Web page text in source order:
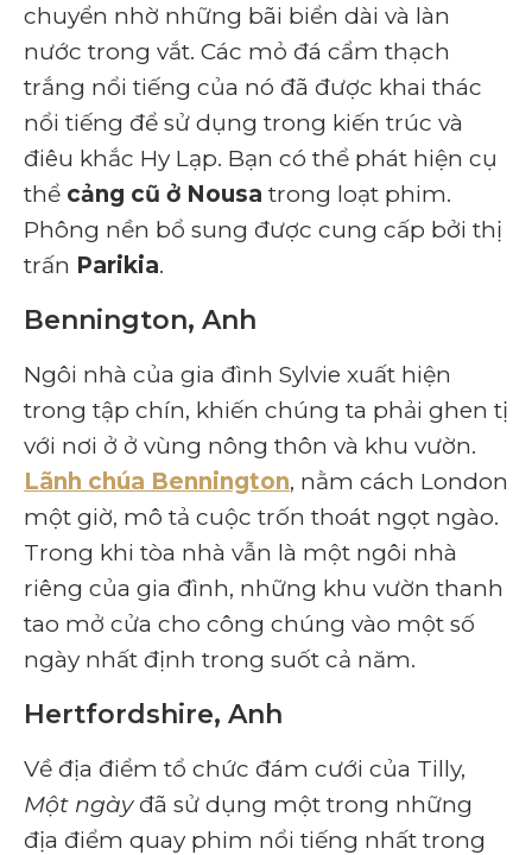
chuyển nhờ những bãi biển dài và làn
nước trong vắt. Các mỏ đá cẩm thạch
trắng nổi tiếng của nó đã được khai thác
nổi tiếng để sử dụng trong kiến ​​trúc và
điêu khắc Hy Lạp. Bạn có thể phát hiện cụ
thể cảng cũ ở Nousa trong loạt phim.
Phông nền bổ sung được cung cấp bởi thị
trấn Parikia.
Bennington, Anh
Ngôi nhà của gia đình Sylvie xuất hiện
trong tập chín, khiến chúng ta phải ghen tị
với nơi ở ở vùng nông thôn và khu vườn.
Lãnh chúa Bennington, nằm cách London
một giờ, mô tả cuộc trốn thoát ngọt ngào.
Trong khi tòa nhà vẫn là một ngôi nhà
riêng của gia đình, những khu vườn thanh
tao mở cửa cho công chúng vào một số
ngày nhất định trong suốt cả năm.
Hertfordshire, Anh
Về địa điểm tổ chức đám cưới của Tilly,
Một ngàyđã sử dụng một trong những
địa điểm quay phim nổi tiếng nhất trong